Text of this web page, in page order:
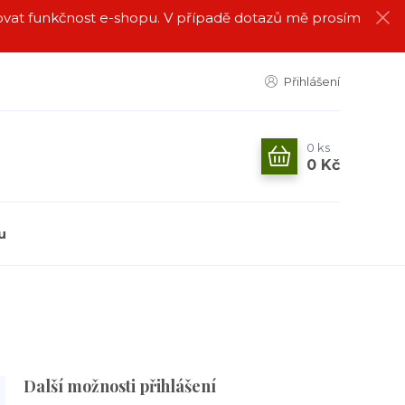
funkčnost e-shopu. V případě dotazů mě prosím
Přihlášení
0 ks
0 Kč
Další možnosti přihlášení